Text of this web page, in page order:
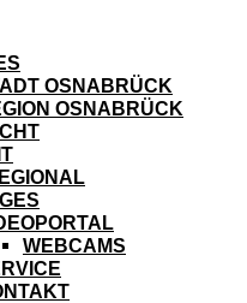
OSNABRÜCK
OSNABRÜCK
WEBCAMS